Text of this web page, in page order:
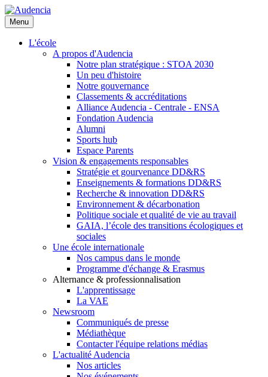
Aller
au
contenu
principal
Menu
L'école
A propos d'Audencia
Notre plan stratégique : STOA 2030
Un peu d'histoire
Notre gouvernance
Classements & accréditations
Alliance Audencia - Centrale - ENSA
Fondation Audencia
Alumni
Sports hub
Espace Parents
Vision & engagements responsables
Stratégie et gourvenance DD&RS
Enseignements & formations DD&RS
Recherche & innovation DD&RS
Environnement & décarbonation
Politique sociale et qualité de vie au travail
GAIA, l’école des transitions écologiques et
sociales
Une école internationale
Nos campus dans le monde
Programme d'échange & Erasmus
Alternance & professionnalisation
L'apprentissage
La VAE
Newsroom
Communiqués de presse
Médiathèque
Contacter l'équipe relations médias
L'actualité Audencia
Nos articles